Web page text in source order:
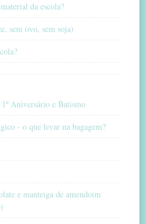
da escola?
sem ovo, sem soja)
Aniversário e Batismo
- o que levar na bagagem?
e manteiga de amendoim